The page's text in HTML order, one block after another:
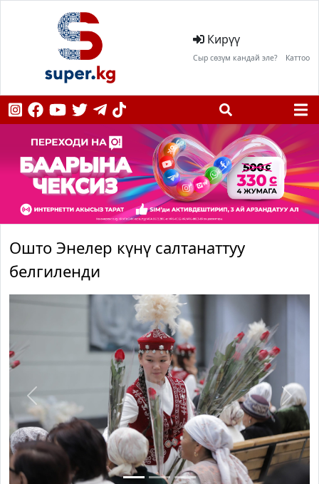
Кирүү
Сыр сөзүм кандай эле? Каттоо
Ошто Энелер күнү салтанаттуу
белгиленди
Previous Next